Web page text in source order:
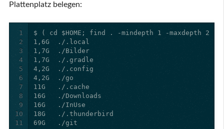
Plattenplatz belegen:
1
2
3
4
5
6
7
8
9
10
11
69G   ./git